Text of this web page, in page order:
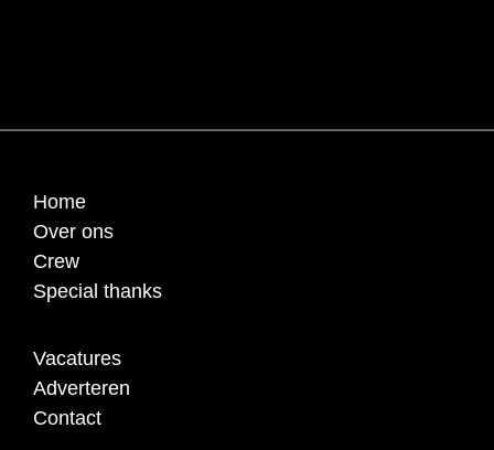
Home
Over ons
Crew
Special thanks
Vacatures
Adverteren
Contact